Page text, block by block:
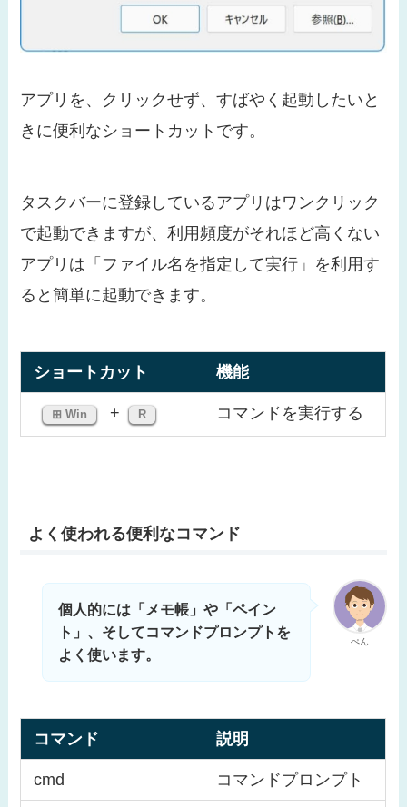
アプリを、クリックせず、すばやく起動したいと
きに便利なショートカットです。
タスクバーに登録しているアプリはワンクリック
で起動できますが、利用頻度がそれほど高くない
アプリは「ファイル名を指定して実行」を利用す
ると簡単に起動できます。
ショートカット 機能
⊞ Win + R コマンドを実行する
よく使われる便利なコマンド
ぺん
個人的には「メモ帳」や「ペイン
ト」、そしてコマンドプロンプトを
よく使います。
コマンド 説明
cmd コマンドプロンプト